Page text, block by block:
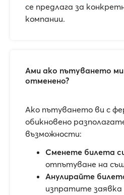
се предлага за
компании.
Ами ако пътуването
отменено?
Ако пътуването ви с
обикновено
възможности:
Сменете билета
отпътуване на
Анулирайте
изпратите